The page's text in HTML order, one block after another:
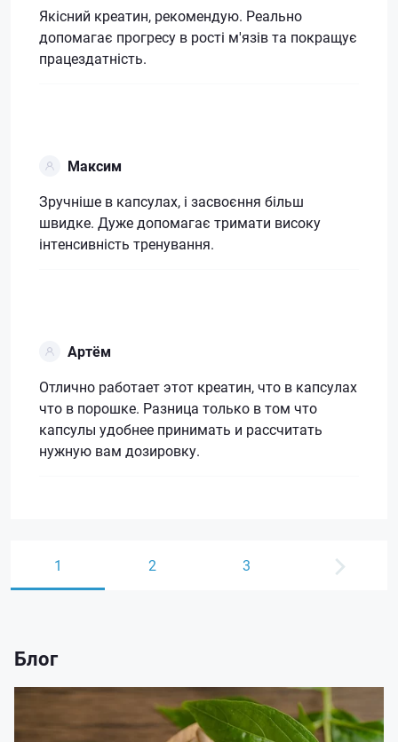
Якісний креатин, рекомендую. Реально
допомагає прогресу в рості м'язів та покращує
працездатність.
Максим
Зручніше в капсулах, і засвоєння більш
швидке. Дуже допомагає тримати високу
інтенсивність тренування.
Артём
Отлично работает этот креатин, что в капсулах
что в порошке. Разница только в том что
капсулы удобнее принимать и рассчитать
нужную вам дозировку.
1 2 3
Блог